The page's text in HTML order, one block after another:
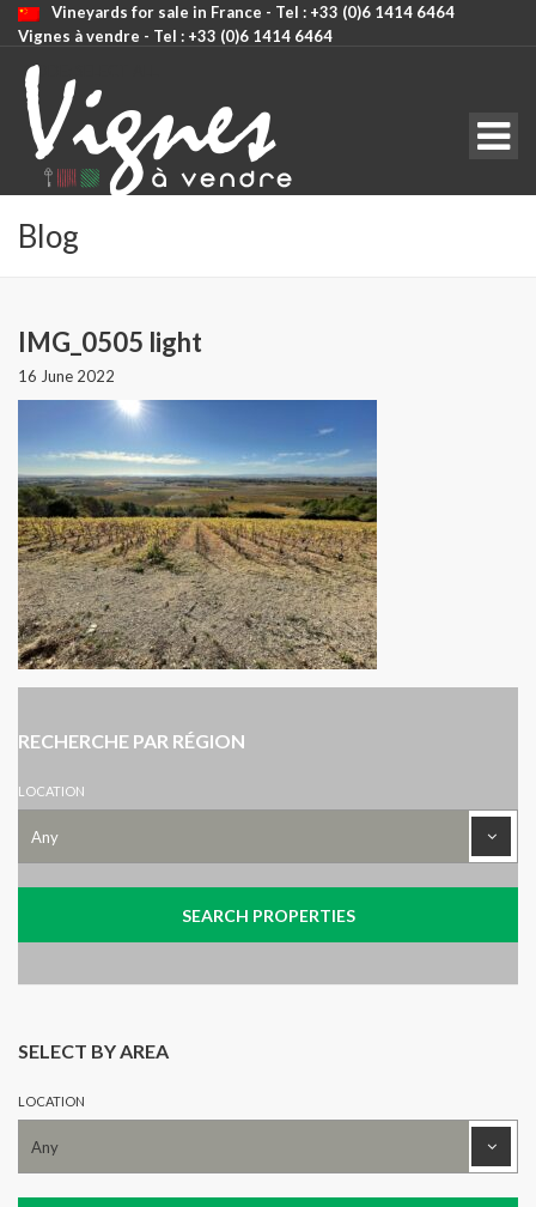
Vineyards for sale in France - Tel : +33 (0)6 1414 6464
Vignes à vendre - Tel : +33 (0)6 1414 6464
CODE: SELECT ALL
Blog
IMG_0505 light
16 June 2022
RECHERCHE PAR RÉGION
LOCATION
SELECT BY AREA
LOCATION